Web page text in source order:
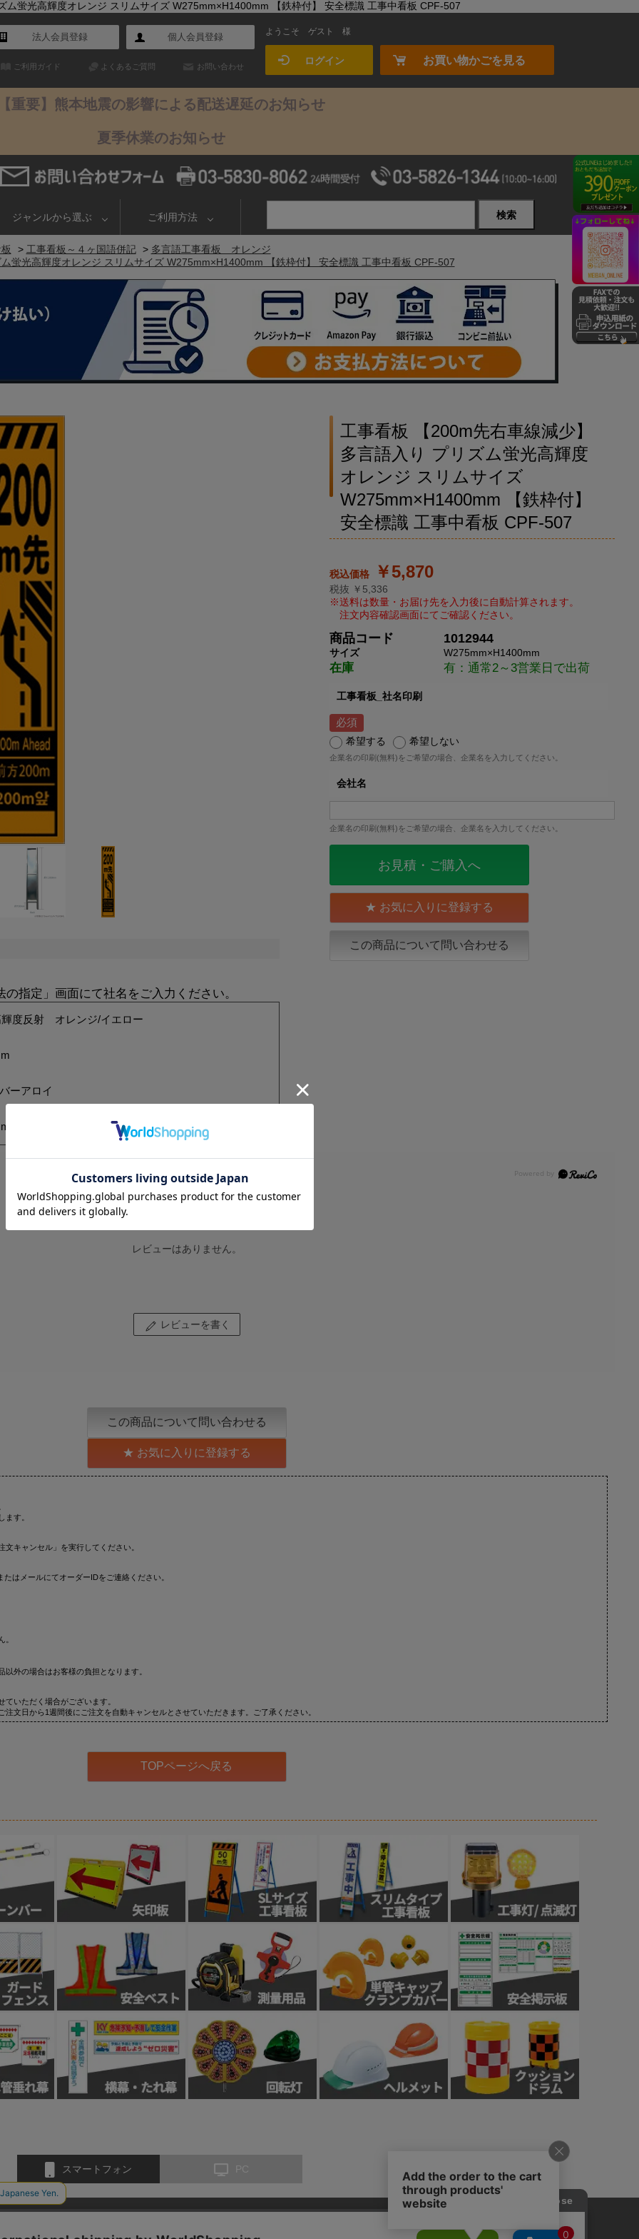
蛍光高輝度オレンジ スリムサイズ W275mm×H1400mm 【鉄枠付】 安全標識 工事中看板 CPF-507
法人会員登録 個人会員登録
ご利用ガイド よくあるご質問 お問い合わせ
ようこそ ゲスト 様
ログイン お買い物かごを見る
重要】熊本地震の影響による配送遅延のお知らせ
夏季休業のお知らせ
ジャンルから選ぶ ご利用方法 検索
> 工事看板～４ヶ国語併記 > 多言語工事看板 オレンジ
蛍光高輝度オレンジ スリムサイズ W275mm×H1400mm 【鉄枠付】 安全標識 工事中看板 CPF-507
指定」画面にて社名をご入力ください。
輝度反射 オレンジ/イエロー
ーアロイ
工事看板 【200m先右車線減少】
多言語入り プリズム蛍光高輝度
オレンジ スリムサイズ
W275mm×H1400mm 【鉄枠付】
安全標識 工事中看板 CPF-507
￥5,870
税抜 ￥5,336
商品コード 1012944
サイズ W275mm×H1400mm
在庫 有：通常2～3営業日で出荷
工事看板_社名印刷
希望する 希望しない
企業名の印刷(無料)をご希望の場合、企業名を入力してください。
会社名
企業名の印刷(無料)をご希望の場合、企業名を入力してください。
お見積・ご購入へ
この商品について問い合わせる
お気に入りに登録する
レビューはありません。
レビューを書く
この商品について問い合わせる
お気に入りに登録する
す。
キャンセル」を実行してください。
はメールにてオーダーIDをご連絡ください。
。
外の場合はお客様の負担となります。
いただく場合がございます。
文日から1週間後にご注文を自動キャンセルとさせていただきます。ご了承ください。
TOPページへ戻る
スマートフォン PC